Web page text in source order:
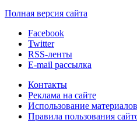
Полная версия сайта
Facebook
Twitter
RSS-ленты
E-mail рассылка
Контакты
Реклама на сайте
Использование
Правила пользования